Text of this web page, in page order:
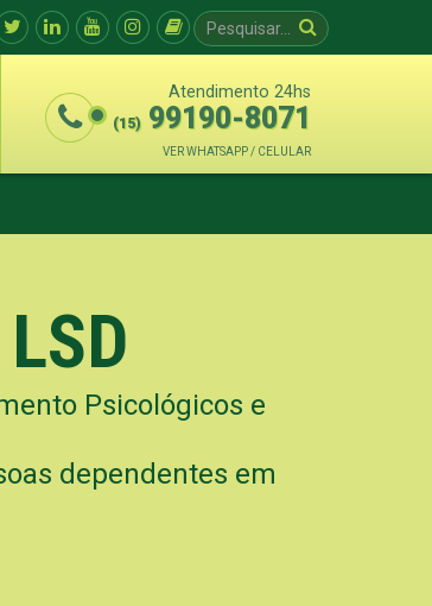
Atendimento 24hs
(15) 99190-8071
VER WHATSAPP / CELULAR
Psicológicos e
dependentes em